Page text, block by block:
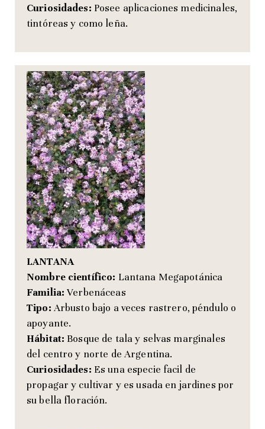
Curiosidades: Posee aplicaciones medicinales,
tintóreas y como leña.
LANTANA
Nombre científico: Lantana Megapotánica
Familia: Verbenáceas
Tipo:Arbusto bajo a veces rastrero, péndulo o
apoyante.
Hábitat: Bosque de tala y selvas marginales
del centro y norte de Argentina.
Curiosidades: Es una especie facil de
propagar y cultivar y es usada en jardines por
su bella floración.